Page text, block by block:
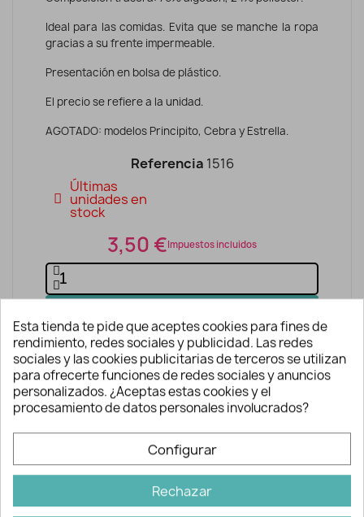
Ideal para las comidas. Evita que se manche la ropa
gracias a su frente impermeable.
Presentación en bolsa de plástico.
El precio se refiere a la unidad.
AGOTADO: modelos Principito, Cebra y Estrella.
Referencia 1516
Últimas
unidades en
stock
3,50 €Impuestos incluidos
AÑADIR A LA CESTA
Descripción y detalles
Esta tienda te pide que aceptes cookies para fines de
rendimiento, redes sociales y publicidad. Las redes
sociales y las cookies publicitarias de terceros se utilizan
para ofrecerte funciones de redes sociales y anuncios
personalizados. ¿Aceptas estas cookies y el
procesamiento de datos personales involucrados?
Configurar
Rechazar